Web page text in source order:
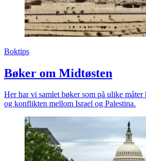
Boktips
Bøker om Midtøsten
Her har vi samlet bøker som på ulike
og konflikten mellom Israel og Palestina.